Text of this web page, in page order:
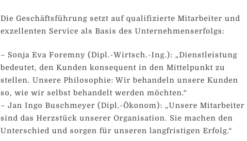
Die Geschäftsführung setzt auf qualifizierte Mitarbeiter und
exzellenten Service als Basis des Unternehmenserfolgs:
– Sonja Eva Foremny (Dipl.-Wirtsch.-Ing.): „Dienstleistung
bedeutet, den Kunden konsequent in den Mittelpunkt zu
stellen. Unsere Philosophie: Wir behandeln unsere Kunden
so, wie wir selbst behandelt werden möchten.“
– Jan Ingo Buschmeyer (Dipl.-Ökonom): „Unsere Mitarbeiter
sind das Herzstück unserer Organisation. Sie machen den
Unterschied und sorgen für unseren langfristigen Erfolg.“